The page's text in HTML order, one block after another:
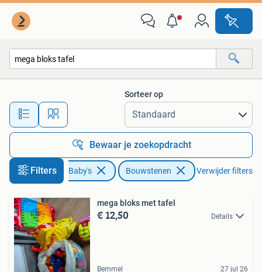
Alle afstanden…
Sorteer op
Bewaar je zoekopdracht
Filters
Kinderen en Baby's Bouwstenen Verwijder filters
mega bloks met tafel
€ 12,50 Details
Bemmel 27 jul 26